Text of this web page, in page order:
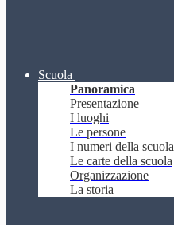
Scuola
Panoramica
Presentazione
I luoghi
Le persone
I numeri della scuola
Le carte della scuola
Organizzazione
La storia